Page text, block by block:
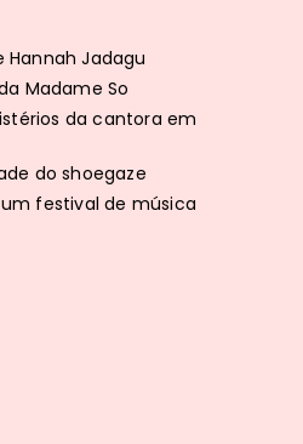
Hannah Jadagu
Madame So
da cantora em
do shoegaze
festival de música